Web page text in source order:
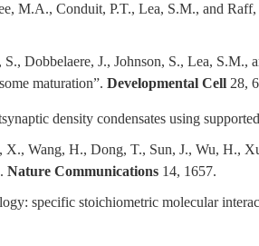
M.A., Conduit, P.T., Lea, S.M., and
Dobbelaere, J., Johnson, S., Lea, S.M.,
maturation”. Developmental Cell 28,
density condensates using
Wang, H., Dong, T., Sun, J., Wu, H.,
Nature Communications 14, 1657.
specific stoichiometric molecular